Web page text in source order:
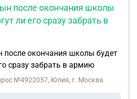
года, рабочие дни
2025 года, далее идут
контракта
рабочие дни
срока действия
(тогда 7 рабочих дней -
после окончания школы
ли его сразу забрать в
после окончания школы будет
сразу забрать в армию
№4922057, Юлия, г. Москва